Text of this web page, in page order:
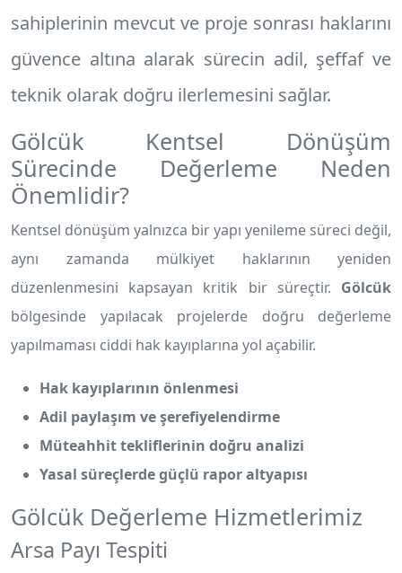
sahiplerinin mevcut ve proje sonrası haklarını
güvence altına alarak sürecin adil, şeffaf ve
teknik olarak doğru ilerlemesini sağlar.
Gölcük Kentsel Dönüşüm
Sürecinde Değerleme Neden
Önemlidir?
Kentsel dönüşüm yalnızca bir yapı yenileme süreci değil,
aynı zamanda mülkiyet haklarının yeniden
düzenlenmesini kapsayan kritik bir süreçtir. Gölcük
bölgesinde yapılacak projelerde doğru değerleme
yapılmaması ciddi hak kayıplarına yol açabilir.
Hak kayıplarının önlenmesi
Adil paylaşım ve şerefiyelendirme
Müteahhit tekliflerinin doğru analizi
Yasal süreçlerde güçlü rapor altyapısı
Gölcük Değerleme Hizmetlerimiz
Arsa Payı Tespiti